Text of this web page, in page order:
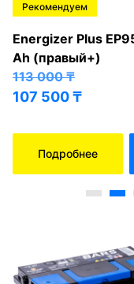
Рекомендуем
Energizer Plus
Ah (правый+)
113 000₸
107 500₸
Подробнее